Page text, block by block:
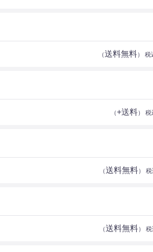
（送料無料） 税
（+送料） 税
（送料無料）
（送料無料）